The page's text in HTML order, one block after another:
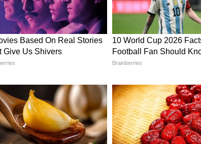
गए थे। पुलिस को अंदेशा है कि मिश्रा को एक मोहरे की
जय मिश्रा फरार है और पुलिस उसकी तलाश में छापेमारी
'मेगा क्लीन-अप' एक्शन प्लान
2 बजे कोर्ट में पेश किया जाएगा। दिल्ली पुलिस कोर्ट
ताकि गायब रिकॉर्ड्स को बरामद किया जा सके और